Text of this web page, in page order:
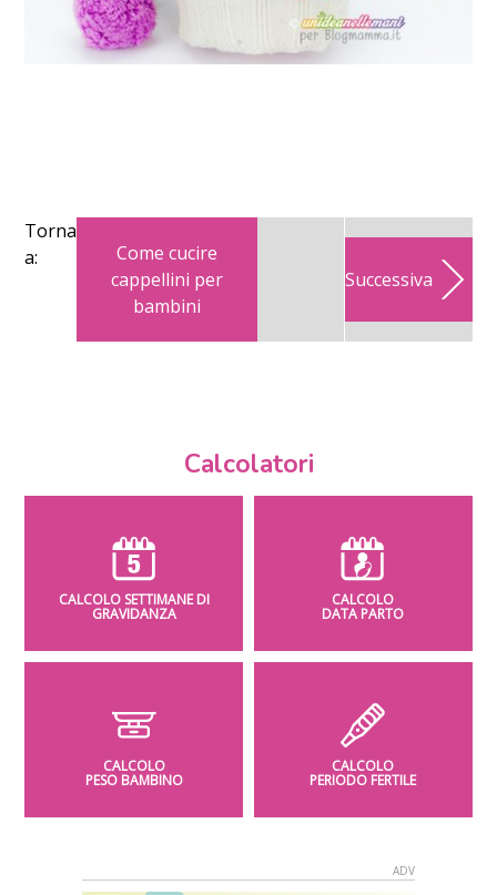
Torna
a:
Come cucire
cappellini per
bambini
Successiva
Calcolatori
CALCOLO SETTIMANE DI
GRAVIDANZA
CALCOLO
DATA PARTO
CALCOLO
PESO BAMBINO
CALCOLO
PERIODO FERTILE